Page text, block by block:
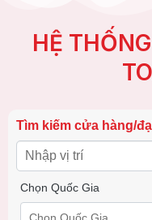
HỆ
Tìm kiếm cửa hàng/
Chọn Quốc Gia
Chọn Quốc Gia